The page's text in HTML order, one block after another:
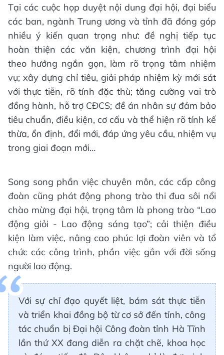
Tại các cuộc họp duyệt nội dung đại hội, đại biểu
các ban, ngành Trung ương và tỉnh đã đóng góp
nhiều ý kiến quan trọng như: đề nghị tiếp tục
hoàn thiện các văn kiện, chương trình đại hội
theo hướng ngắn gọn, làm rõ trọng tâm nhiệm
vụ; xây dựng chỉ tiêu, giải pháp nhiệm kỳ mới sát
với thực tiễn, rõ tính đặc thù; tăng cường vai trò
đồng hành, hỗ trợ CĐCS; đề án nhân sự đảm bảo
tiêu chuẩn, điều kiện, cơ cấu và thể hiện rõ tính kế
thừa, ổn định, đổi mới, đáp ứng yêu cầu, nhiệm vụ
trong giai đoạn mới…
Song song phần việc chuyên môn, các cấp công
đoàn cũng phát động phong trào thi đua sôi nổi
chào mừng đại hội, trọng tâm là phong trào “Lao
động giỏi - Lao động sáng tạo”; cải thiện điều
kiện làm việc, nâng cao phúc lợi đoàn viên và tổ
chức các công trình, phần việc gắn với đời sống
người lao động.
Với sự chỉ đạo quyết liệt, bám sát thực tiễn
và triển khai đồng bộ từ cơ sở đến tỉnh, công
tác chuẩn bị Đại hội Công đoàn tỉnh Hà Tĩnh
lần thứ XX đang diễn ra chặt chẽ, khoa học